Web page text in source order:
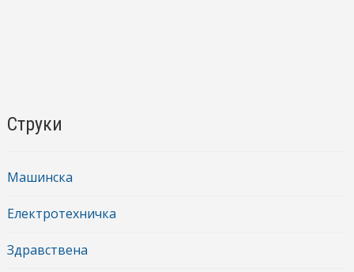
Струки
Машинска
Електротехничка
Здравствена